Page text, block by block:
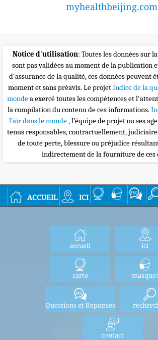
myhealthbeijing.com
Notice d'utilisation: Toutes les données sur
sont pas validées au moment de la publication
d'assurance de la qualité, ces données peuvent
moment et sans préavis. Le projetIndice de la
mondea exercé toutes les compétences et
la compilation du contenu de ces informations.
l’air dans le monde, l’équipe de projet ou ses
tenus responsables, contractuellement,
de toute perte, blessure ou préjudice
indirectement de la fourniture de ces
accueil ici
accueil ici
carte masque!
Questions et Reponses
contact